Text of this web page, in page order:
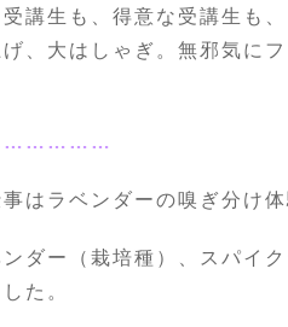
講生も、得意な受講生も
、大はしゃぎ。無邪気に
はラベンダーの嗅ぎ分け体
ダー（栽培種）、スパイ
た。